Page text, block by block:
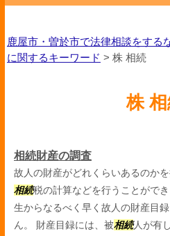
鹿屋市・曽於市で法律相談をする
に関するキーワード > 株 相続
株
相続財産の調査
故人の財産がどれくらいあるのか
相続税の計算などを行うことができ
生からなるべく早く故人の財産目
ん。 財産目録には、被相続人が有